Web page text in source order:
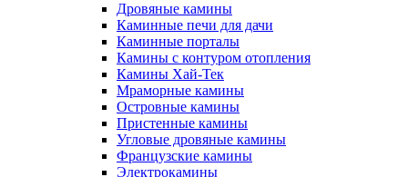
Дровяные камины
Каминные печи для дачи
Каминные порталы
Камины с контуром отопления
Камины Хай-Тек
Мраморные камины
Островные камины
Пристенные камины
Угловые дровяные камины
Французские камины
Электрокамины